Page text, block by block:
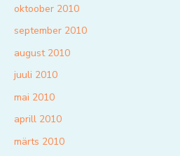
oktoober 2010
september 2010
august 2010
juuli 2010
mai 2010
aprill 2010
märts 2010